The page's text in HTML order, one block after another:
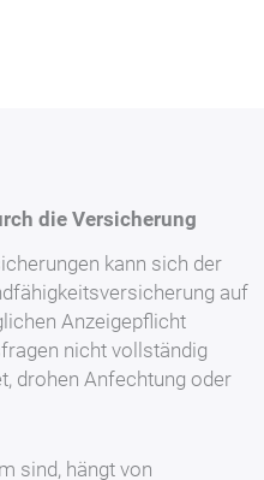
die Versicherung
kann sich der
auf
Anzeigepflicht
nicht vollständig
drohen Anfechtung oder
sind, hängt von